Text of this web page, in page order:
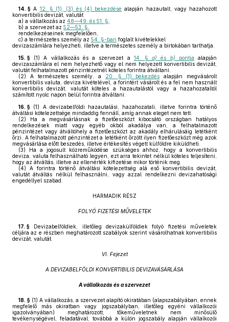
14. § A 12. § (1), (3) és (4) bekezdése alapján hazautalt, vagy hazahozott
konvertibilis devizát, valutát
a) a vállalkozás az 48—49. és 51. §
b) a szervezet az 52—53. §
rendelkezéseinek megfelelően,
c) a természetes személy az 54. §-ban foglalt kivételekkel
devizaszámlára helyezheti, illetve a természetes személy a birtokában tarthatja.
15. § (1) A vállalkozás és a szervezet a 14. §a) és b) pontja alapján
devizaszámlára el nem helyezhető vagy el nem helyezett konvertibilis devizát,
valutát felhatalmazott pénzintézetnél köteles forintra átváltani.
(2) A természetes személy, a 20. § (1) bekezdés alapján megvásárolt
konvertibilis valuta, deviza kivételével, a forintért vásárolt és a fel nem használt
konvertibilis devizát, valutát köteles a hazautalástól vagy a hazahozataltól
számított nyolc napon belül forintra átváltani.
16. § (1)
A devizabelföldi hazautalási, hazahozatali, illetve forintra történő
átváltási kötelezettsége mindaddig fennáll, amíg annak eleget nem tett.
(2) Ha a megvásárlásnak a fizetőeszközt kibocsátó országban hatályos
rendelkezések miatt vagy egyéb okból akadálya van, a felhatalmazott
pénzintézet vagy átváltóhely a fizetőeszközt az akadály elhárulásáig letétként
őrzi. A felhatalmazott pénzintézet a letétként őrzött ilyen fizetőeszközt még azok
megvásárlása előtt beszedés, illetve értékesítés végett külföldre kiküldheti.
(3) Ha a jogosult közreműködése szükséges ahhoz, hogy a konvertibilis
deviza, valuta felhasználható legyen, ezt arra tekintet nélkül köteles teljesíteni,
hogy az átváltás, illetve az ellenérték kifizetése mikor történik meg.
(4) A forintra történő átváltási kötelezettség alá eső konvertibilis devizát,
valutát átváltás nélkül felhasználni, vagy azzal rendelkezni devizahatósági
engedéllyel szabad.
HARMADIK RÉSZ
FOLYÓ FIZETÉSI MŰVELETEK
17. § Devizabelföldiek, illetőleg devizakülföldiek folyó fizetési műveletek
céljára az e részben meghatározott szabályok szerint vásárolhatnak konvertibilis
devizát, valutát.
VI. Fejezet
A DEVIZABELFÖLDI KONVERTIBILIS DEVIZAVÁSÁRLÁSA
A vállalkozás és a szervezet
18. § (1) A vállalkozás, a szervezet alapító okiratában (alapszabályában, ennek
megfelelő más okiratban vagy jogszabályban, illetőleg egyéni vállalkozói
igazolványában) meghatározott, tőkeműveletnek nem minősülő
tevékenységével, feladatával, továbbá a külön jogszabály alapján vállalkozói